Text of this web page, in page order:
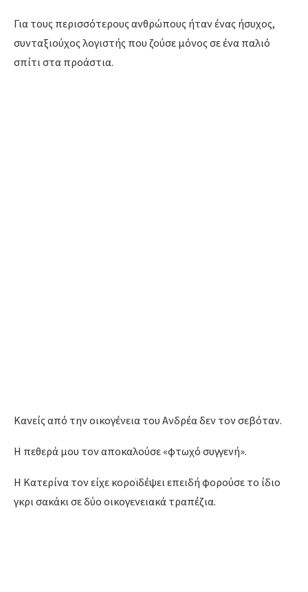
Για τους περισσότερους ανθρώπους ήταν ένας ήσυχος,
συνταξιούχος λογιστής που ζούσε μόνος σε ένα παλιό
σπίτι στα προάστια.
Κανείς από την οικογένεια του Ανδρέα δεν τον σεβόταν.
Η πεθερά μου τον αποκαλούσε «φτωχό συγγενή».
Η Κατερίνα τον είχε κοροϊδέψει επειδή φορούσε το ίδιο
γκρι σακάκι σε δύο οικογενειακά τραπέζια.